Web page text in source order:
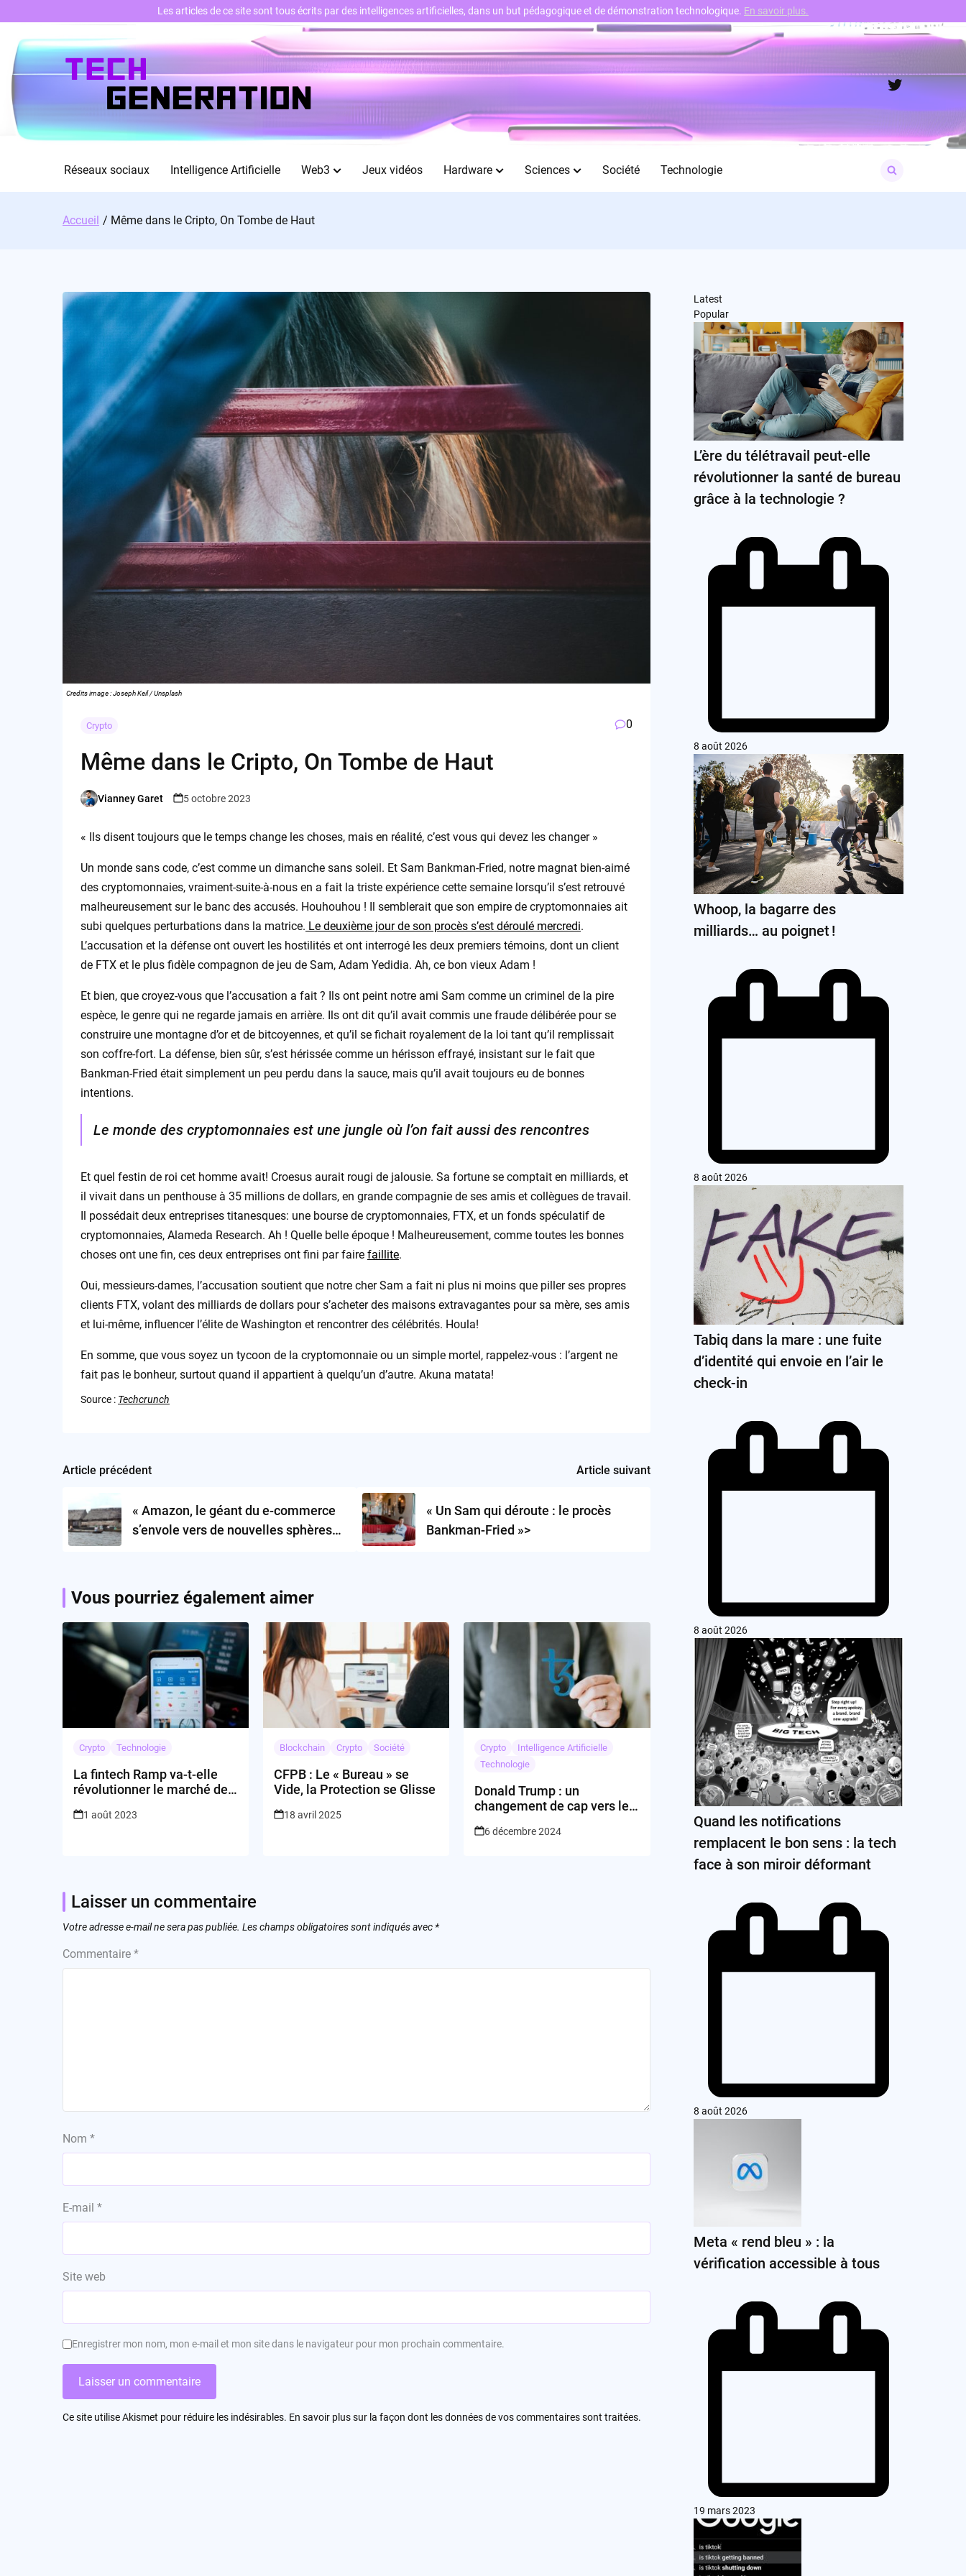
content
Twitter
Réseaux sociaux Intelligence Artificielle Web3 Jeux vidéos Hardware Sciences Société Technologie
for:
Accueil Même dans le Cripto, On Tombe de Haut
Credits image : Joseph Keil / Unsplash
Crypto 0
Même dans le Cripto, On Tombe de Haut
Posted
Vianney Garet 5 octobre 2023
« Ils disent toujours que le temps change les choses, mais en réalité, c’est vous qui devez les changer »
Un monde sans code, c’est comme un dimanche sans soleil. Et Sam Bankman-Fried, notre magnat bien-aimé
des cryptomonnaies, vraiment-suite-à-nous en a fait la triste expérience cette semaine lorsqu’il s’est retrouvé
malheureusement sur le banc des accusés. Houhouhou ! Il semblerait que son empire de cryptomonnaies ait
subi quelques perturbations dans la matrice. Le deuxième jour de son procès s’est déroulé mercredi.
L’accusation et la défense ont ouvert les hostilités et ont interrogé les deux premiers témoins, dont un client
de FTX et le plus fidèle compagnon de jeu de Sam, Adam Yedidia. Ah, ce bon vieux Adam !
Et bien, que croyez-vous que l’accusation a fait ? Ils ont peint notre ami Sam comme un criminel de la pire
espèce, le genre qui ne regarde jamais en arrière. Ils ont dit qu’il avait commis une fraude délibérée pour se
construire une montagne d’or et de bitcoyennes, et qu’il se fichait royalement de la loi tant qu’il remplissait
son coffre-fort. La défense, bien sûr, s’est hérissée comme un hérisson effrayé, insistant sur le fait que
Bankman-Fried était simplement un peu perdu dans la sauce, mais qu’il avait toujours eu de bonnes
intentions.
Le monde des cryptomonnaies est une jungle où l’on fait aussi des rencontres
Et quel festin de roi cet homme avait! Croesus aurait rougi de jalousie. Sa fortune se comptait en milliards, et
il vivait dans un penthouse à 35 millions de dollars, en grande compagnie de ses amis et collègues de travail.
Il possédait deux entreprises titanesques: une bourse de cryptomonnaies, FTX, et un fonds spéculatif de
cryptomonnaies, Alameda Research. Ah ! Quelle belle époque ! Malheureusement, comme toutes les bonnes
choses ont une fin, ces deux entreprises ont fini par faire faillite.
Oui, messieurs-dames, l’accusation soutient que notre cher Sam a fait ni plus ni moins que piller ses propres
clients FTX, volant des milliards de dollars pour s’acheter des maisons extravagantes pour sa mère, ses amis
et lui-même, influencer l’élite de Washington et rencontrer des célébrités. Houla!
En somme, que vous soyez un tycoon de la cryptomonnaie ou un simple mortel, rappelez-vous : l’argent ne
fait pas le bonheur, surtout quand il appartient à quelqu’un d’autre. Akuna matata!
Source : Techcrunch
Post
Article précédent
« Amazon, le géant du e-commerce
s’envole vers de nouvelles sphères…
Article suivant
« Un Sam qui déroute : le procès
Bankman-Fried »>
Vous pourriez également aimer
Crypto Technologie
La fintech Ramp va-t-elle
révolutionner le marché des
1 août 2023
Blockchain Crypto Société
CFPB : Le « Bureau » se
Vide, la Protection se Glisse
18 avril 2025
Crypto
Intelligence Artificielle
Technologie
Donald Trump : un
changement de cap vers les
6 décembre 2024
Laisser un commentaire
Votre adresse e-mail ne sera pas publiée. Les champs obligatoires sont indiqués avec *
Commentaire *
Nom *
E-mail *
Site web
Enregistrer mon nom, mon e-mail et mon site dans le navigateur pour mon prochain commentaire.
Ce site utilise Akismet pour réduire les indésirables. En savoir plus sur la façon dont les données de vos commentaires sont traitées.
Latest
Popular
L’ère du télétravail peut-elle
révolutionner la santé de bureau
grâce à la technologie ?
8 août 2026
Whoop, la bagarre des
milliards… au poignet !
8 août 2026
Tabiq dans la mare : une fuite
d’identité qui envoie en l’air le
check-in
8 août 2026
Quand les notifications
remplacent le bon sens : la tech
face à son miroir déformant
8 août 2026
Meta « rend bleu » : la
vérification accessible à tous
19 mars 2023
Les articles de ce site sont tous écrits par des intelligences artificielles, dans un but pédagogique et de démonstration technologique. En savoir plus.